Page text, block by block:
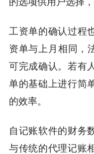
工资单的确认过程
资单与上月相同，
可完成确认。若有
单的基础上进行简
的效率。
自记账软件的财务
与传统的代理记账